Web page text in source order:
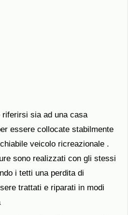
sia ad una casa
essere collocate stabilmente
veicolo ricreazionale .
sono realizzati con gli stessi
i tetti una perdita di
trattati e riparati in modi